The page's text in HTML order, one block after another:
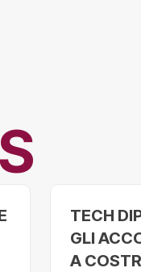
TECH
GLI
A